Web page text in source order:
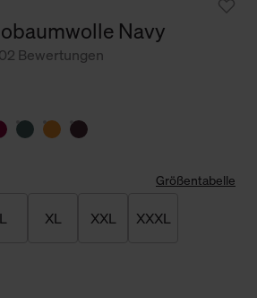
Navy
Bewertungen
Größentabelle
L XL XXL XXXL